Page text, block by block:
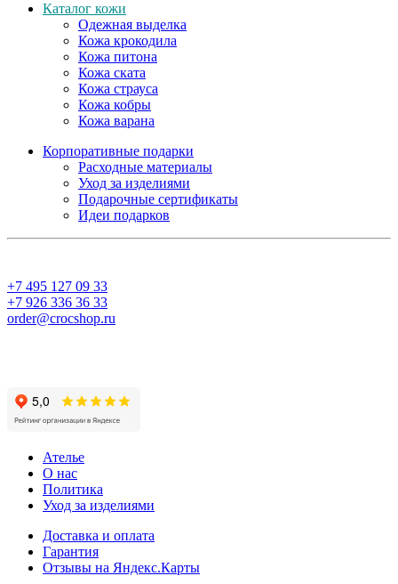
Каталог кожи
Одежная выделка
Кожа крокодила
Кожа питона
Кожа ската
Кожа страуса
Кожа кобры
Кожа варана
Корпоративные подарки
Расходные материалы
Уход за изделиями
Подарочные сертификаты
Идеи подарков
+7 495 127 09 33
+7 926 336 36 33
order@crocshop.ru
Ателье
О нас
Политика
Уход за изделиями
Доставка и оплата
Гарантия
Отзывы на Яндекс.Карты